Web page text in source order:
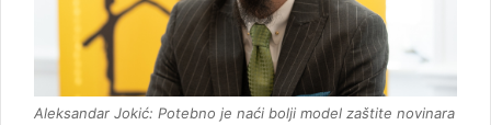
Aleksandar Jokić: Potebno je naći bolji model zaštite novinara